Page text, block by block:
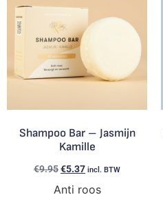
Shampoo Bar – Jasmijn
Kamille
€9.95€5.37 incl. BTW
Anti roos